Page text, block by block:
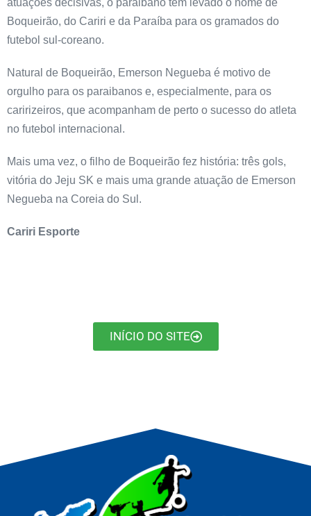
Boqueirão, do Cariri e da Paraíba para os gramados do
futebol sul-coreano.
Natural de Boqueirão, Emerson Negueba é motivo de
orgulho para os paraibanos e, especialmente, para os
caririzeiros, que acompanham de perto o sucesso do atleta
no futebol internacional.
Mais uma vez, o filho de Boqueirão fez história: três gols,
vitória do Jeju SK e mais uma grande atuação de Emerson
Negueba na Coreia do Sul.
Cariri Esporte
INÍCIO DO SITE